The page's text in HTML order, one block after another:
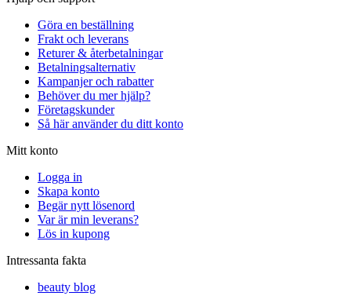
Göra en beställning
Frakt och leverans
Returer & återbetalningar
Betalningsalternativ
Kampanjer och rabatter
Behöver du mer hjälp?
Företagskunder
Så här använder du ditt konto
Mitt konto
Logga in
Skapa konto
Begär nytt lösenord
Var är min leverans?
Lös in kupong
Intressanta fakta
beauty blog